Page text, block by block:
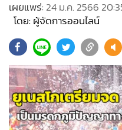
• Cyber BIZ
• Good health & Well-being
• Green Innovation & SD
• Management & HR
• MGR Live
• Infographic
เผยแพร่: 24 ม.ค. 2566
โดย: ผู้จัดการออนไลน์